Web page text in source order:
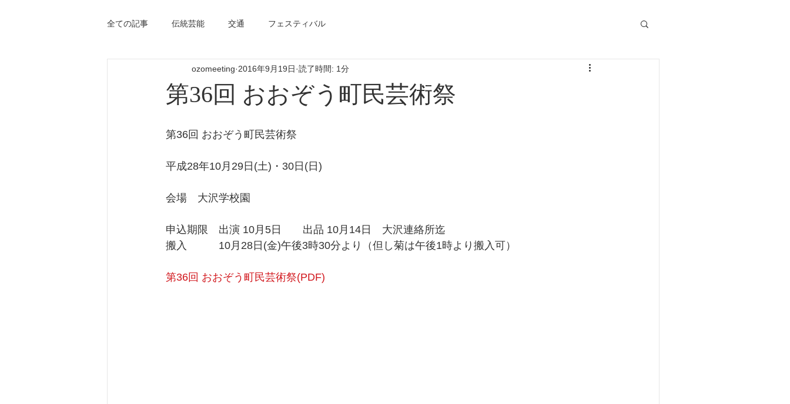
全ての記事 伝統芸能 交通 フェスティバル
第36回 おおぞう町民芸術祭
ozomeeting 2016年9月19日 読了時間: 1分
第36回 おおぞう町民芸術祭
平成28年10月29日(土)・30日(日)
会場　大沢学校園
申込期限　出演 10月5日　　出品 10月14日　大沢連絡所迄
搬入　　　10月28日(金)午後3時30分より（但し菊は午後1時より搬入可）
第36回 おおぞう町民芸術祭(PDF)